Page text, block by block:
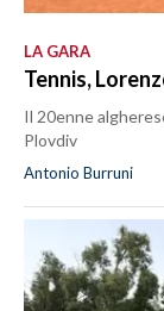
LA GARA
Tennis,
Il 20enne
Plovdiv
Antonio Burruni